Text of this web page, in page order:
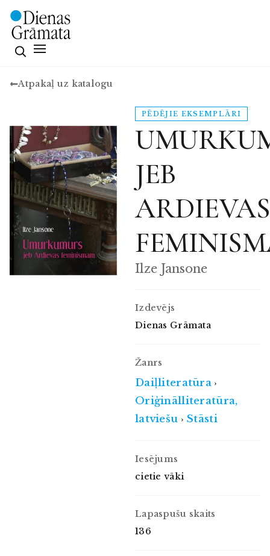
Atpakaļ uz katalogu
PĒDĒJIE EKSEMPLĀRI
JEB
ARDIEVAS
Ilze Jansone
Izdevējs
Dienas Grāmata
Žanrs
Daiļliteratūra ›
Oriģinālliteratūra,
latviešu › Stāsti
Iesējums
cietie vāki
Lapaspušu skaits
136